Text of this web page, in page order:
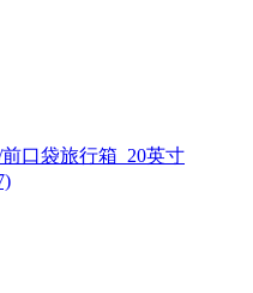
口袋旅行箱_20英寸